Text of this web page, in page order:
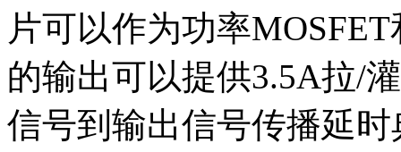
片可以作为功率
的输出可以提供3.5A拉/
信号到输出信号传播延